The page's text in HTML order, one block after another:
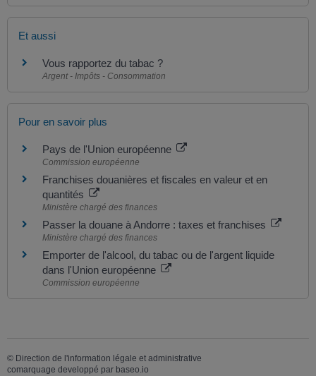
Et aussi
Vous rapportez du tabac ?
Argent - Impôts - Consommation
Pour en savoir plus
Pays de l'Union européenne
Commission européenne
Franchises douanières et fiscales en valeur et en
quantités
Ministère chargé des finances
Passer la douane à Andorre : taxes et franchises
Ministère chargé des finances
Emporter de l'alcool, du tabac ou de l'argent liquide
dans l'Union européenne
Commission européenne
© Direction de l'information légale et administrative
comarquage developpé par baseo.io